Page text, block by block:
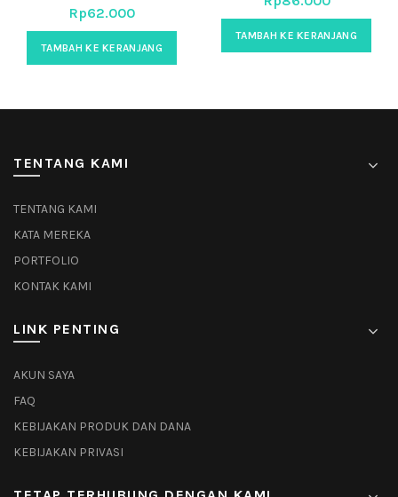
Rp62.000
TAMBAH KE KERANJANG
TAMBAH KE KERANJANG
TENTANG KAMI
TENTANG KAMI
KATA MEREKA
PORTFOLIO
KONTAK KAMI
LINK PENTING
AKUN SAYA
FAQ
KEBIJAKAN PRODUK DAN DANA
KEBIJAKAN PRIVASI